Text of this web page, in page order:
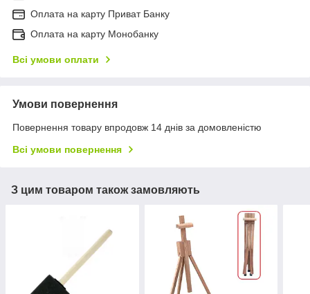
Оплата на карту Приват Банку
Оплата на карту Монобанку
Всі умови оплати
Умови повернення
Повернення товару впродовж 14 днів за домовленістю
Всі умови повернення
З цим товаром також замовляють